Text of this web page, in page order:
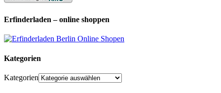
Erfinderladen – online shoppen
Kategorien
Kategorien